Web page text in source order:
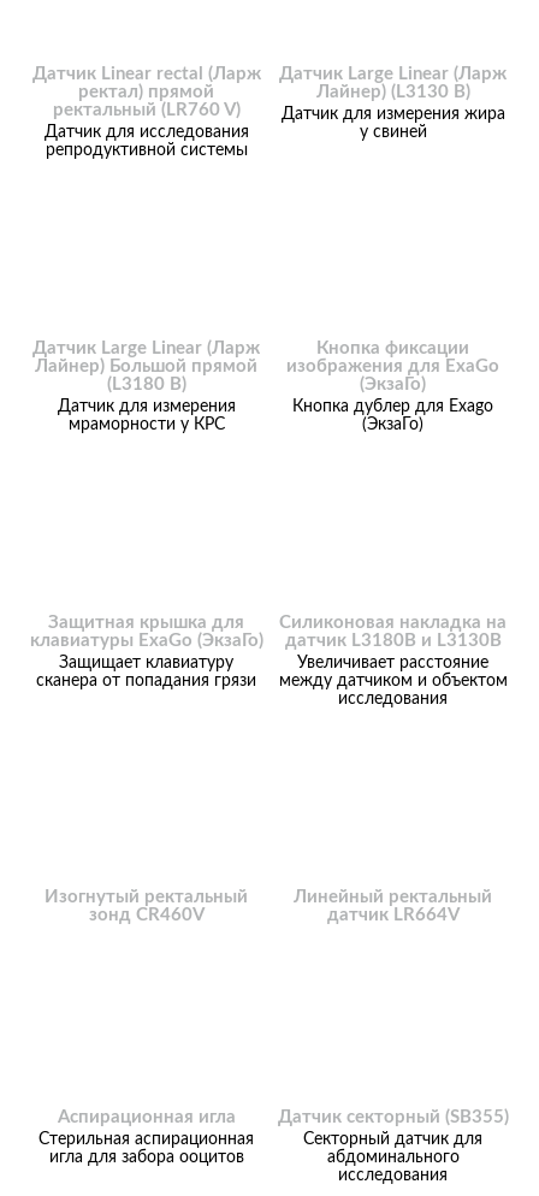
Датчик Linear rectal (Ларж
ректал) прямой
ректальный (LR760 V)
Датчик для исследования
репродуктивной системы
Датчик Large Linear (Ларж
Лайнер) (L3130 B)
Датчик для измерения жира
у свиней
Датчик Large Linear (Ларж
Лайнер) Большой прямой
(L3180 B)
Датчик для измерения
мраморности у КРС
Кнопка фиксации
изображения для ExaGo
(ЭкзаГо)
Кнопка дублер для Exago
(ЭкзаГо)
Защитная крышка для
клавиатуры ExaGo (ЭкзаГо)
Защищает клавиатуру
сканера от попадания грязи
Силиконовая накладка на
датчик L3180B и L3130B
Увеличивает расстояние
между датчиком и объектом
исследования
Изогнутый ректальный
зонд CR460V
Линейный ректальный
датчик LR664V
Аспирационная игла
Стерильная аспирационная
игла для забора ооцитов
Датчик секторный (SB355)
Секторный датчик для
абдоминального
исследования